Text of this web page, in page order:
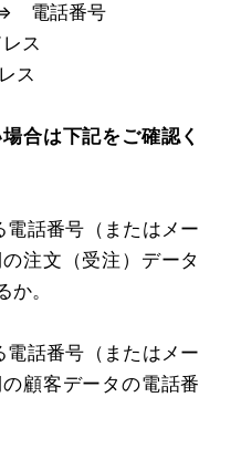
電話番号
ス
ス
合は下記をご確認く
話番号（またはメー
注文（受注）データ
。
話番号（またはメー
顧客データの電話番